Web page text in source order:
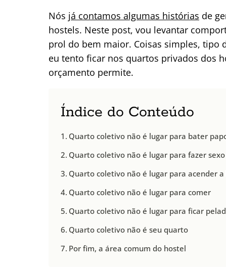
Nós já contamos algumas histórias de
hostels. Neste post, vou levantar
prol do bem maior. Coisas simples, tipo
eu tento ficar nos quartos privados dos
orçamento permite.
Índice do Conteúdo
Quarto coletivo não é lugar para bater
Quarto coletivo não é lugar para fazer sexo
Quarto coletivo não é lugar para acender a
Quarto coletivo não é lugar para comer
Quarto coletivo não é lugar para ficar
Quarto coletivo não é seu quarto
Por fim, a área comum do hostel